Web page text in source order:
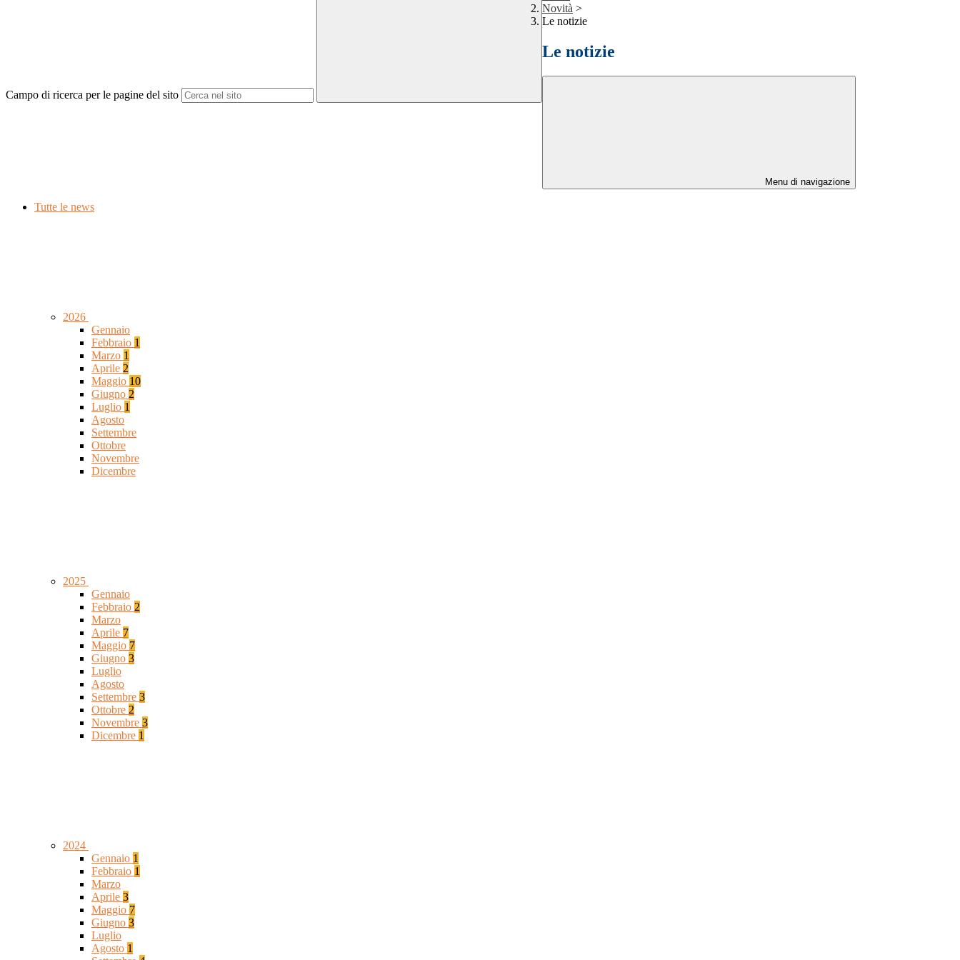
Campo di ricerca per le pagine del sito
Novità >
Le notizie
Le notizie
Menu di navigazione
Tutte le news
2026
Gennaio
Febbraio 1
Marzo 1
Aprile 2
Maggio 10
Giugno 2
Luglio 1
Agosto
Settembre
Ottobre
Novembre
Dicembre
2025
Gennaio
Febbraio 2
Marzo
Aprile 7
Maggio 7
Giugno 3
Luglio
Agosto
Settembre 3
Ottobre 2
Novembre 3
Dicembre 1
2024
Gennaio 1
Febbraio 1
Marzo
Aprile 3
Maggio 7
Giugno 3
Luglio
Agosto 1